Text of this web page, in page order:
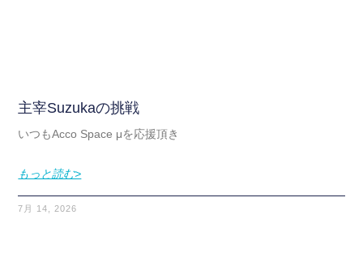
主宰Suzukaの挑戦
いつもAcco Space μを応援頂き
もっと読む>
7月 14, 2026